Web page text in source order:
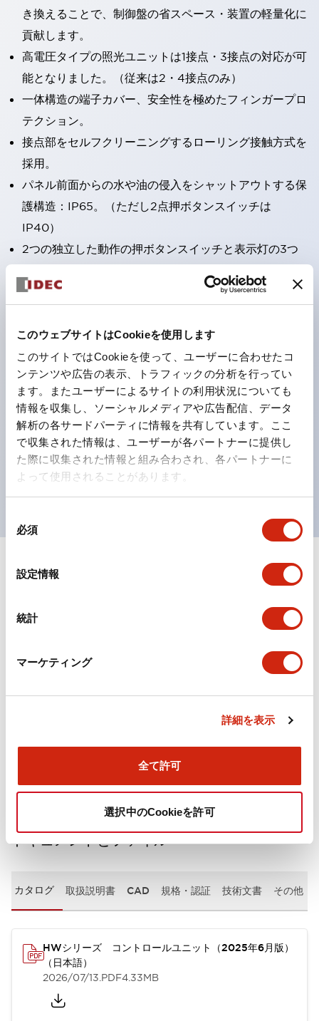
このウェブサイトはCookieを使用します
このサイトではCookieを使って、ユーザーに合わせたコ
ンテンツや広告の表示、トラフィックの分析を行ってい
ます。またユーザーによるサイトの利用状況についても
情報を収集し、ソーシャルメディアや広告配信、データ
解析の各サードパーティに情報を共有しています。ここ
で収集された情報は、ユーザーが各パートナーに提供し
た際に収集された情報と組み合わされ、各パートナーに
よって使用されることがあります。
必須
設定情報
統計
マーケティング
詳細を表示
全て許可
選択中のCookieを許可
き換えることで、制御盤の省スペース・装置の軽量化に
貢献します。
高電圧タイプの照光ユニットは1接点・3接点の対応が可
能となりました。（従来は2・4接点のみ）
一体構造の端子カバー、安全性を極めたフィンガープロ
テクション。
接点部をセルフクリーニングするローリング接触方式を
採用。
パネル前面からの水や油の侵入をシャットアウトする保
護構造：IP65。（ただし2点押ボタンスイッチは
IP40）
2つの独立した動作の押ボタンスイッチと表示灯の3つ
チも完備。
1つで6色の役をこなすLED球（LSRD球）。これまで色
ごとに分かれていたLED球を、1色のLED球で各色を表
現できるようにしました。
カラーユニバーサルデザインに対応。表示灯（角平形）
の点灯/消灯の認識および、点灯時のランプ色の識別が
対応。
ISO 3864-4安全色に対応。危険時や緊急事態時の色表
現がより明確・鮮明で、より多くの方が識別可能に。
仕様 すべて展開 +
ドキュメントとファイル
カタログ 取扱説明書 CAD 規格・認証 技術文書 その他
HWシリーズ コントロールユニット（2025年6月版）
（日本語）
2026/07/13.PDF4.33MB